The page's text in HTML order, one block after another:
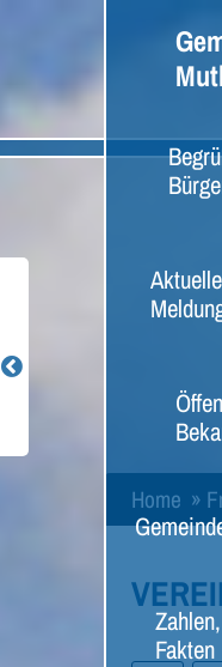
Aktuelle
Fakten
Home »